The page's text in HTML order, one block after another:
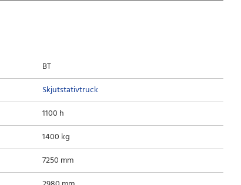
BT
Skjutstativtruck
1100 h
1400 kg
7250 mm